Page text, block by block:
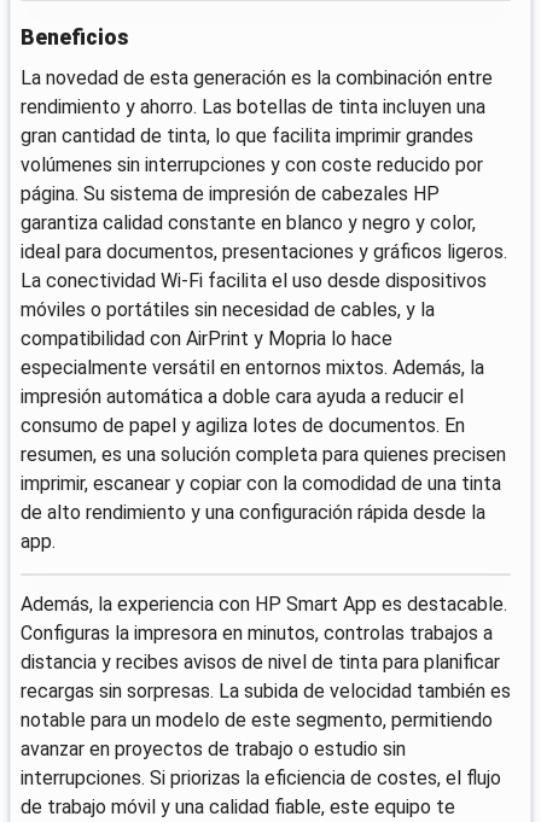
Beneficios
La novedad de esta generación es la combinación entre
rendimiento y ahorro. Las botellas de tinta incluyen una
gran cantidad de tinta, lo que facilita imprimir grandes
volúmenes sin interrupciones y con coste reducido por
página. Su sistema de impresión de cabezales HP
garantiza calidad constante en blanco y negro y color,
ideal para documentos, presentaciones y gráficos ligeros.
La conectividad Wi‑Fi facilita el uso desde dispositivos
móviles o portátiles sin necesidad de cables, y la
compatibilidad con AirPrint y Mopria lo hace
especialmente versátil en entornos mixtos. Además, la
impresión automática a doble cara ayuda a reducir el
consumo de papel y agiliza lotes de documentos. En
resumen, es una solución completa para quienes precisen
imprimir, escanear y copiar con la comodidad de una tinta
de alto rendimiento y una configuración rápida desde la
app.
Además, la experiencia con HP Smart App es destacable.
Configuras la impresora en minutos, controlas trabajos a
distancia y recibes avisos de nivel de tinta para planificar
recargas sin sorpresas. La subida de velocidad también es
notable para un modelo de este segmento, permitiendo
avanzar en proyectos de trabajo o estudio sin
interrupciones. Si priorizas la eficiencia de costes, el flujo
de trabajo móvil y una calidad fiable, este equipo te